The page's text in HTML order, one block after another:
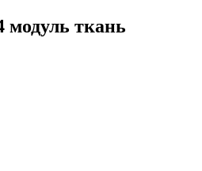
модуль ткань